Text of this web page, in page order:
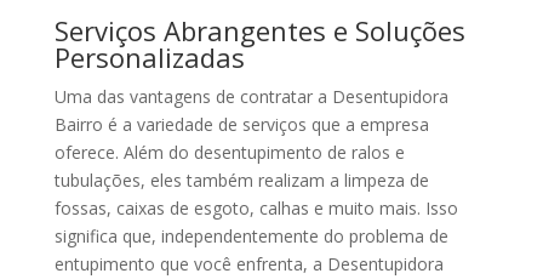
Serviços Abrangentes e Soluções
Personalizadas
Uma das vantagens de contratar a Desentupidora
Bairro é a variedade de serviços que a empresa
oferece. Além do desentupimento de ralos e
tubulações, eles também realizam a limpeza de
fossas, caixas de esgoto, calhas e muito mais. Isso
significa que, independentemente do problema de
entupimento que você enfrenta, a Desentupidora